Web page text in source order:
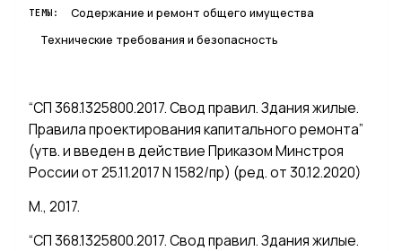
ТЕМЫ:
Содержание и ремонт общего имущества
Технические требования и безопасность
“СП 368.1325800.2017. Свод правил. Здания жилые.
Правила проектирования капитального ремонта”
(утв. и введен в действие Приказом Минстроя
России от 25.11.2017 N 1582/пр) (ред. от 30.12.2020)
М., 2017.
“СП 368.1325800.2017. Свод правил. Здания жилые.